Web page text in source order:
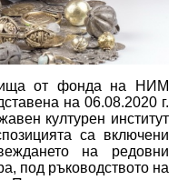
от фонда на НИМ
на 06.08.2020 г.
културен институт
са включени
на редовни
под ръководството на